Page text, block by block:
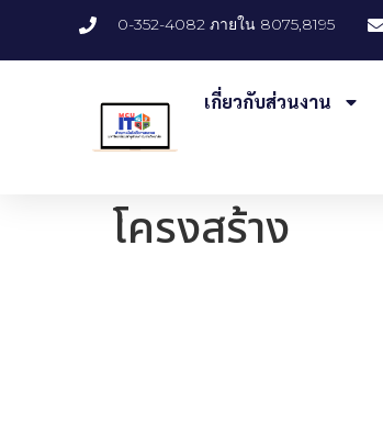
0-352-4082 ภายใน 8075,8195
เกี่ยวกับส่วนงาน
โครงสร้าง